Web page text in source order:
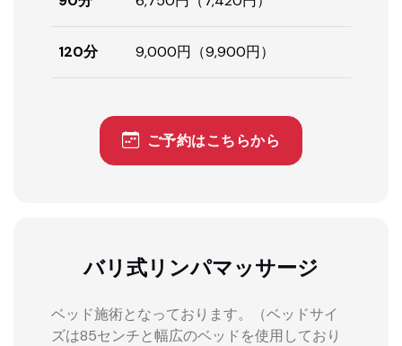
120分 9,000円（9,900円）
ご予約はこちらから
バリ式リンパマッサージ
ベッド施術となっております。（ベッドサイ
ズは85センチと幅広のベッドを使用しており